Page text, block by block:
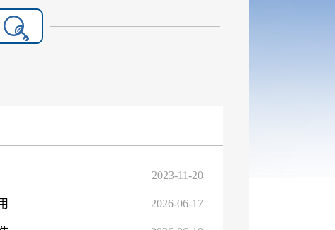
2023-11-20
2026-06-17